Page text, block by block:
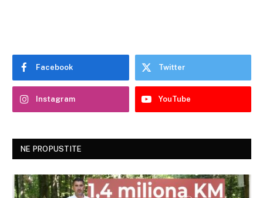
Facebook Twitter
Instagram YouTube
NE PROPUSTITE